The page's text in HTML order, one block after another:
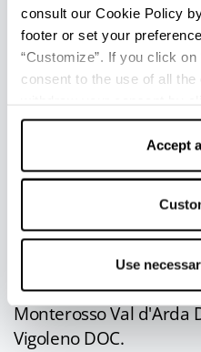
consult our Cookie Policy
footer or set your
“Customize”. If you click
consent to the use of all
cookies only” and only the
correct functioning of the
Accept
Use
L’Ortrugo
Da ricordare anche
DOP, vino che nasce
nelle versioni frizzante
presente un profumo
Oltre a Gutturnio,
produttori del
Piacentini, si
produzione di altre
Monterosso Val d'Arda
Vigoleno DOC.